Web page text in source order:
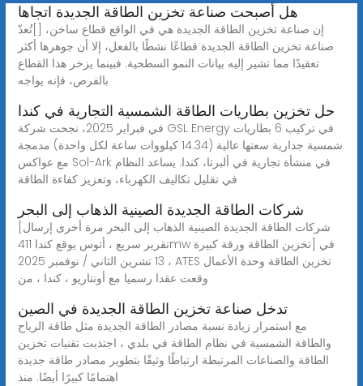
هل أصبحت صناعة تخزين الطاقة الجديدة اتجاها
إن صناعة تخزين الطاقة الجديدة هي في الواقع قطاع ساخن، []تُعدّ
صناعة تخزين الطاقة الجديدة قطاعًا نشطًا بالفعل، إلا أن جوهرها أكثر
تعقيدًا مما تشير إليه بيانات النمو السطحية. فبينما يزخر هذا القطاع
بالفرص، فإنه يواجه
حل تخزين بطاريات الطاقة الشمسية التجارية في كندا
في فبراير 2025، نجحت شركة GSL Energy في تركيب 6 بطاريات
شمسية جدارية سعتها عالية (14.34 كيلووات ساعة لكل واحدة) مدمجة
مع عواكس Sol-Ark في منشأة تجارية في ألبرتا، كندا. يساعد النظام
في تقليل تكاليف الكهرباء، وتعزيز كفاءة الطاقة
شركات الطاقة الجديدة الصينية الذهاب إلى البحر
[شركات الطاقة الجديدة الصينية الذهاب إلى البحر مرة أخرى إرسال
تقرير سريع ، أتوس يوقع كندا 411mw تخزين الطاقة ورقة كبيرة] في
13 تشرين الثاني / نوفمبر 2025 ، ATES تخزين الطاقة وحدة الأعمال
وقعت عقدا رسميا مع أونتاريو ، كندا ، من
تدخل صناعة تخزين الطاقة الجديدة في الصين
مع استمرار زيادة نسبة مصادر الطاقة الجديدة مثل طاقة الرياح
والطاقة الشمسية في نظام الطاقة في بلدي ، اجتذبت تقنيات تخزين
الطاقة والصناعات المرتبطة ارتباطًا وثيقًا بتطوير مصادر طاقة جديدة
اهتمامًا كبيرًا أيضًا. منذ